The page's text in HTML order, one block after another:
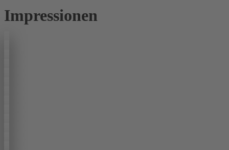
Impressionen